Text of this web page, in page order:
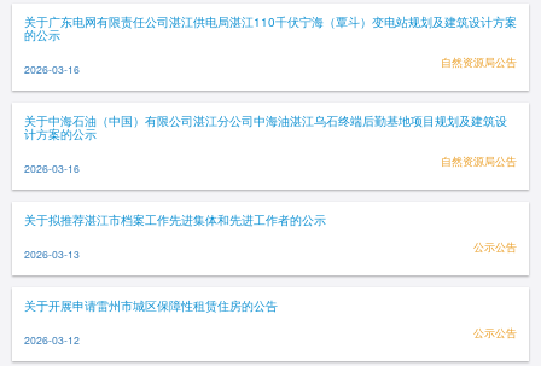
关于广东电网有限责任公司湛江供电局湛江110千伏宁海（覃斗）变电站规划及建筑设计方案
的公示
2026-03-16 自然资源局公告
关于中海石油（中国）有限公司湛江分公司中海油湛江乌石终端后勤基地项目规划及建筑设
计方案的公示
2026-03-16 自然资源局公告
关于拟推荐湛江市档案工作先进集体和先进工作者的公示
2026-03-13 公示公告
关于开展申请雷州市城区保障性租赁住房的公告
2026-03-12 公示公告